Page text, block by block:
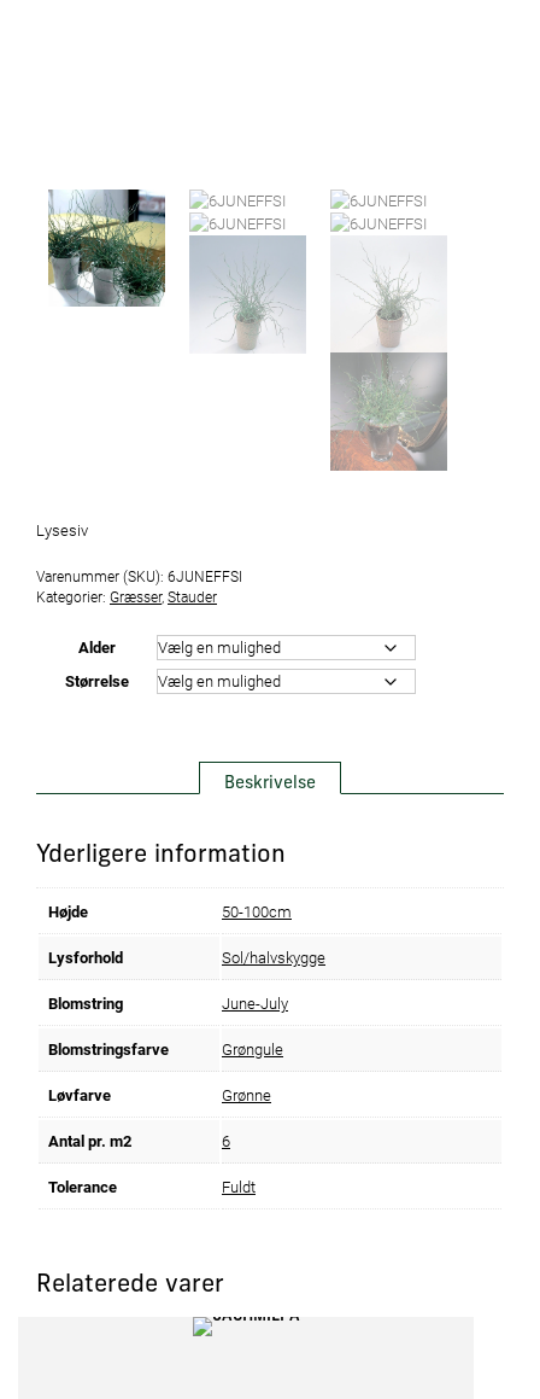
Lysesiv
Varenummer (SKU): 6JUNEFFSI
Kategorier: Græsser, Stauder
Alder
Størrelse
Beskrivelse
Yderligere information
Højde 50-100cm
Lysforhold Sol/halvskygge
Blomstring June-July
Blomstringsfarve Grøngule
Løvfarve Grønne
Antal pr. m2 6
Tolerance Fuldt
Relaterede varer